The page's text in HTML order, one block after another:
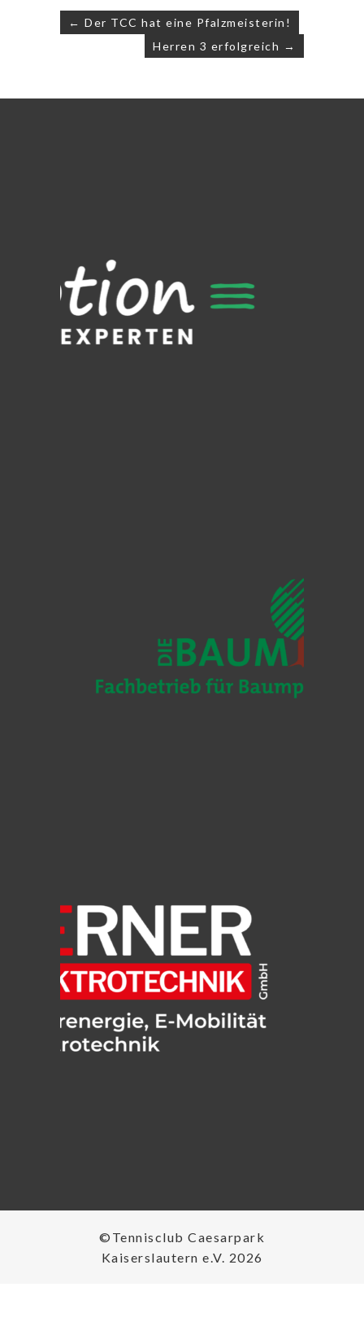
Beitragsnavigation
← Der TCC hat eine Pfalzmeisterin!
Herren 3 erfolgreich →
©Tennisclub Caesarpark
Kaiserslautern e.V. 2026